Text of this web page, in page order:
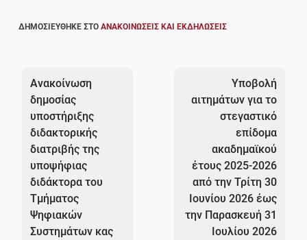
ΔΗΜΟΣΙΕΎΘΗΚΕ ΣΤΟΑΝΑΚΟΙΝΏΣΕΙΣ ΚΑΙ ΕΚΔΗΛΏΣΕΙΣ
άρθρων
Ανακοίνωση
δημοσίας
υποστήριξης
διδακτορικής
διατριβής της
υποψήφιας
διδάκτορα του
Τμήματος
Ψηφιακών
Συστημάτων κας
Υποβολή
αιτημάτων για το
στεγαστικό
επίδομα
ακαδημαϊκού
έτους 2025-2026
από την Τρίτη 30
Ιουνίου 2026 έως
την Παρασκευή 31
Ιουλίου 2026